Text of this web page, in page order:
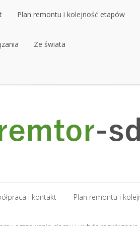
Plan remontu i kolejność etapów
Plan remontu i kolejność etapów
Ze świata
i kontakt Plan remontu i